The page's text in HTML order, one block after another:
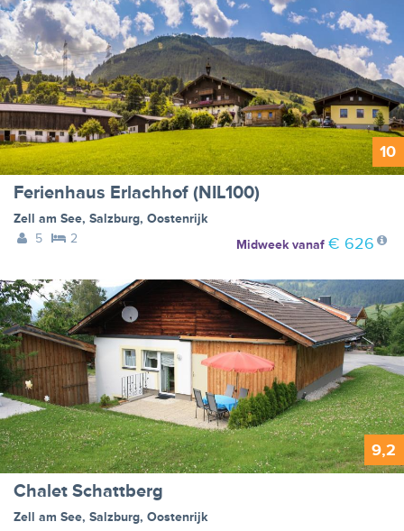
10
Ferienhaus Erlachhof (NIL100)
Zell am See, Salzburg, Oostenrijk
5
2 Midweekvanaf € 626
9,2
Chalet Schattberg
Zell am See, Salzburg, Oostenrijk